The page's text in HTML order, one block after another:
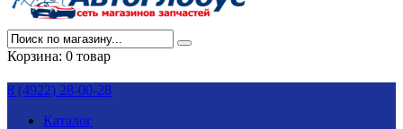
Корзина: 0 товар
8 (4922) 28-00-28
Каталог